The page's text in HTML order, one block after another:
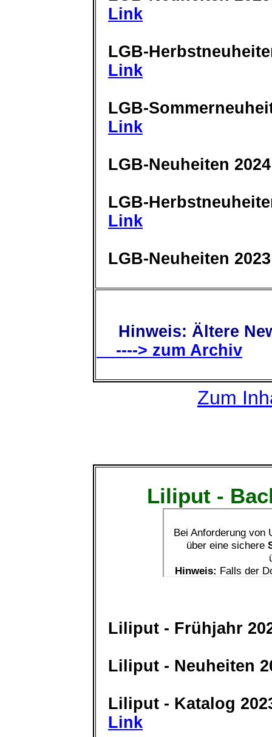
Link
LGB-
Link
LGB-
Link
LGB-Neuheiten
LGB-
Link
LGB-Neuheiten
Hinweis: Ältere
----> zum Archiv
Zum
Liliput -
Liliput - Frühjahr
Liliput - Neuheiten
Liliput - Katalog
Link